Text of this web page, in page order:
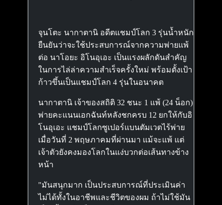
จุนโตะ นากาตานิ อดีตแชมป์โลก 3 รุ่นน้ำหนัก
ยืนยันว่าจะใช้ประสบการณ์จากความพ่ายแพ้
ต่อ นาโอยะ อิโนอุเอะ เป็นแรงผลักดันสำคัญ
ในการไล่ล่าความสำเร็จครั้งใหม่ พร้อมตั้งเป้า
ก้าวขึ้นเป็นแชมป์โลก 4 รุ่นในอนาคต
นากาตานิ เจ้าของสถิติ 32 ชนะ 1 แพ้ (24 น็อก)
พ่ายคะแนนเอกฉันท์หลังชกครบ 12 ยกให้กับอิ
โนอุเอะ แชมป์โลกซูเปอร์แบนตัมเวตไร้พ่าย
เมื่อวันที่ 2 พฤษภาคมที่ผ่านมา แม้จะแพ้ แต่
เจ้าตัวยังคงมองโลกในแง่บวกต่อเส้นทางข้าง
หน้า
"มันสนุกมาก เป็นประสบการณ์ที่ประเมินค่า
ไม่ได้ทั้งในอาชีพและชีวิตของผม ถ้าไม่ใช้มัน